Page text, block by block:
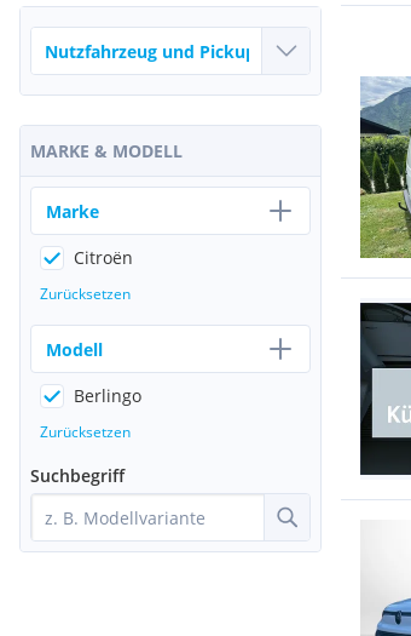
MARKE & MODELL
Marke
Citroën
Zurücksetzen
Modell
Berlingo
Zurücksetzen
Suchbegriff